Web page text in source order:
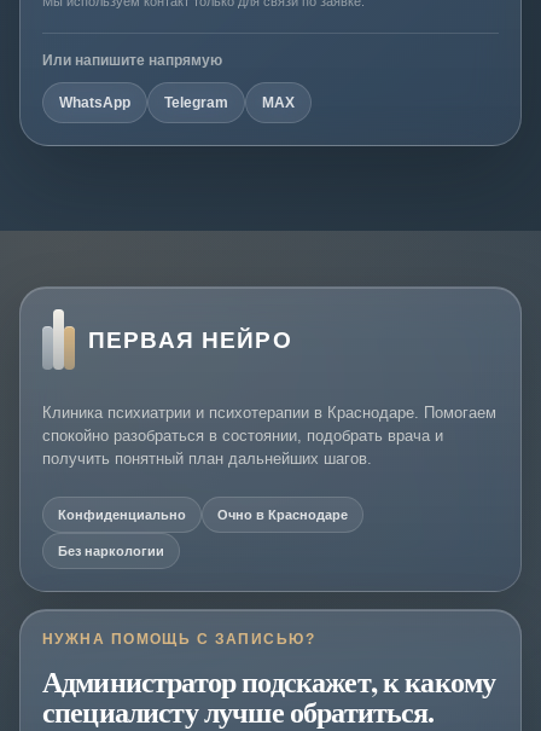
Или напишите напрямую
WhatsApp Telegram MAX
ПЕРВАЯ НЕЙРО
Клиника психиатрии и психотерапии в Краснодаре. Помогаем
спокойно разобраться в состоянии, подобрать врача и
получить понятный план дальнейших шагов.
Конфиденциально Очно в Краснодаре
Без наркологии
НУЖНА ПОМОЩЬ С ЗАПИСЬЮ?
Администратор подскажет, к какому
специалисту лучше обратиться.